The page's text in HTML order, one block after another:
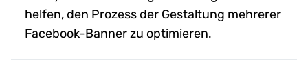
helfen, den Prozess der Gestaltung mehrerer
Facebook-Banner zu optimieren.